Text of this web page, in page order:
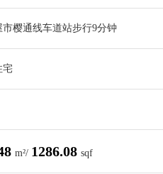
市樱通线车道站步行9分钟
宅
m²/ 1286.08 sqf